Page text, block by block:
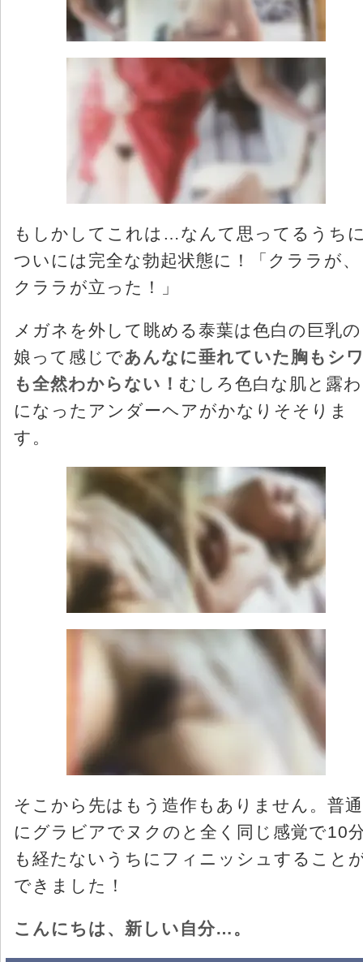
もしかしてこれは…なんて思ってるうち
ついには完全な勃起状態に！「クララが、
クララが立った！」
メガネを外して眺める泰葉は色白の巨乳の
娘って感じであんなに垂れていた胸もシ
も全然わからない！ むしろ色白な肌と露わ
になったアンダーヘアがかなりそそりま
す。
そこから先はもう造作もありません。普通
にグラビアでヌクのと全く同じ感覚で10
も経たないうちにフィニッシュすること
できました！
こんにちは、新しい自分…。